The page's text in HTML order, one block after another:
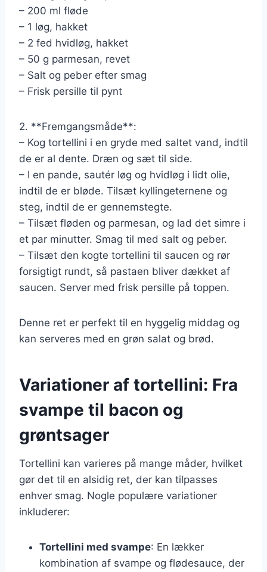
– 200 ml fløde
– 1 løg, hakket
– 2 fed hvidløg, hakket
– 50 g parmesan, revet
– Salt og peber efter smag
– Frisk persille til pynt
2. **Fremgangsmåde**:
– Kog tortellini i en gryde med saltet vand, indtil
de er al dente. Dræn og sæt til side.
– I en pande, sautér løg og hvidløg i lidt olie,
indtil de er bløde. Tilsæt kyllingeternene og
steg, indtil de er gennemstegte.
– Tilsæt fløden og parmesan, og lad det simre i
et par minutter. Smag til med salt og peber.
– Tilsæt den kogte tortellini til saucen og rør
forsigtigt rundt, så pastaen bliver dækket af
saucen. Server med frisk persille på toppen.
Denne ret er perfekt til en hyggelig middag og
kan serveres med en grøn salat og brød.
Variationer af tortellini: Fra
svampe til bacon og
grøntsager
Tortellini kan varieres på mange måder, hvilket
gør det til en alsidig ret, der kan tilpasses
enhver smag. Nogle populære variationer
inkluderer:
Tortellini med svampe: En lækker
kombination af svampe og flødesauce, der